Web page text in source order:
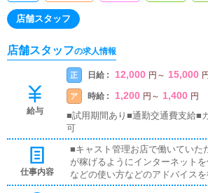
店舗スタッフ
店舗スタッフの求人情報
給与
正 日給 : 12,000 円 ～ 15,000 円
ア 時給 : 1,200 円 ～ 1,400 円
■試用期間あり■通勤交通費支給■
可
仕事内容
■キャスト管理お店で働いていた
が稼げるようにインターネットを
などの使い方などのアドバイスを
企画の立案店舗イベントや店舗